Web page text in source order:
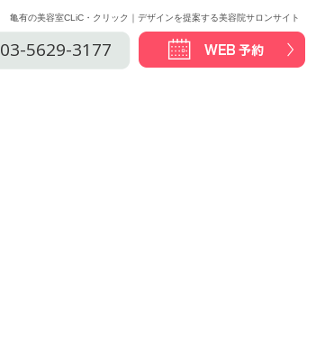
亀有の美容室CLiC・クリック｜デザインを提案する美容院サロンサイト
03-5629-3177